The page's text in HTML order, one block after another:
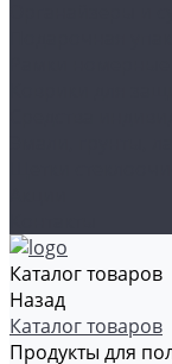
Каталог товаров
Назад
Каталог товаров
Продукты для